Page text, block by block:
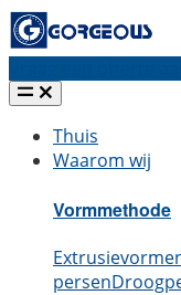
Thuis
Waarom wij
Vormmethode
persen